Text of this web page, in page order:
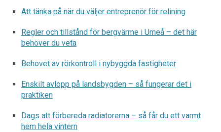
Att tänka på när du väljer entreprenör för relining
Regler och tillstånd för bergvärme i Umeå – det här
behöver du veta
Behovet av rörkontroll i nybyggda fastigheter
Enskilt avlopp på landsbygden – så fungerar det i
praktiken
Dags att förbereda radiatorerna – så får du ett varmt
hem hela vintern